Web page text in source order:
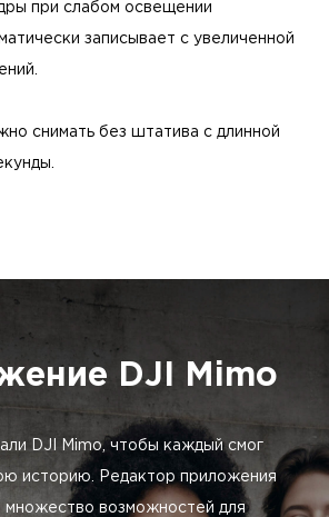
при слабом освещении
записывает с увеличенной
снимать без штатива с длинной
DJI Mimo
DJI Mimo, чтобы каждый смог
историю. Редактор приложения
множество возможностей для